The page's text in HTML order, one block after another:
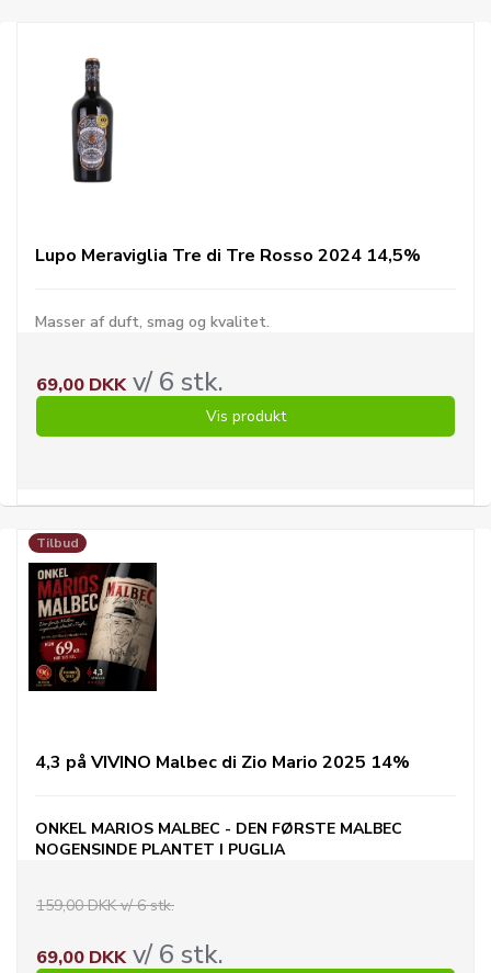
Lupo Meraviglia Tre di Tre Rosso 2024 14,5%
Masser af duft, smag og kvalitet.
69,00 DKKv/ 6 stk.
Vis produkt
Tilbud
4,3 på VIVINO Malbec di Zio Mario 2025 14%
ONKEL MARIOS MALBEC - DEN FØRSTE MALBEC
NOGENSINDE PLANTET I PUGLIA
159,00 DKK v/ 6 stk.
69,00 DKKv/ 6 stk.